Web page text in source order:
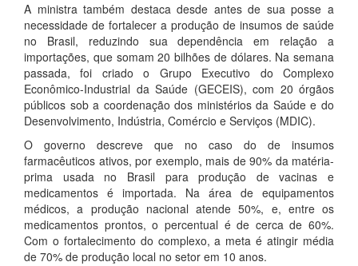
A ministra também destaca desde antes de sua posse a
necessidade de fortalecer a produção de insumos de saúde
no Brasil, reduzindo sua dependência em relação a
importações, que somam 20 bilhões de dólares. Na semana
passada, foi criado o Grupo Executivo do Complexo
Econômico-Industrial da Saúde (GECEIS), com 20 órgãos
públicos sob a coordenação dos ministérios da Saúde e do
Desenvolvimento, Indústria, Comércio e Serviços (MDIC).
O governo descreve que no caso do de insumos
farmacêuticos ativos, por exemplo, mais de 90% da matéria-
prima usada no Brasil para produção de vacinas e
medicamentos é importada. Na área de equipamentos
médicos, a produção nacional atende 50%, e, entre os
medicamentos prontos, o percentual é de cerca de 60%.
Com o fortalecimento do complexo, a meta é atingir média
de 70% de produção local no setor em 10 anos.